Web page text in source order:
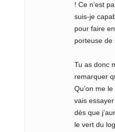
! Ce n’est
suis-je
pour faire
porteuse de
Tu as donc
remarquer
Qu’on me
vais
dès que
le vert du